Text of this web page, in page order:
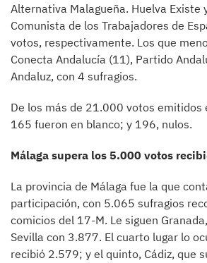
Alternativa Malagueña. Huelva Existe
Comunista de los Trabajadores de
votos, respectivamente. Los que
Conecta Andalucía (11), Partido
Andaluz, con 4 sufragios.
De los más de 21.000 votos emitidos
165 fueron en blanco; y 196, nulos.
Málaga supera los 5.000 votos
La provincia de Málaga fue la que
participación, con 5.065 sufragios
comicios del 17-M. Le siguen
Sevilla con 3.877. El cuarto lugar lo
recibió 2.579; y el quinto, Cádiz, que